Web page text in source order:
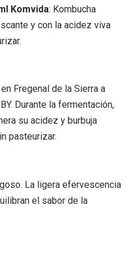
Komvida: Kombucha
y con la acidez viva
Fregenal de la Sierra a
Durante la fermentación,
su acidez y burbuja
pasteurizar.
La ligera efervescencia
el sabor de la